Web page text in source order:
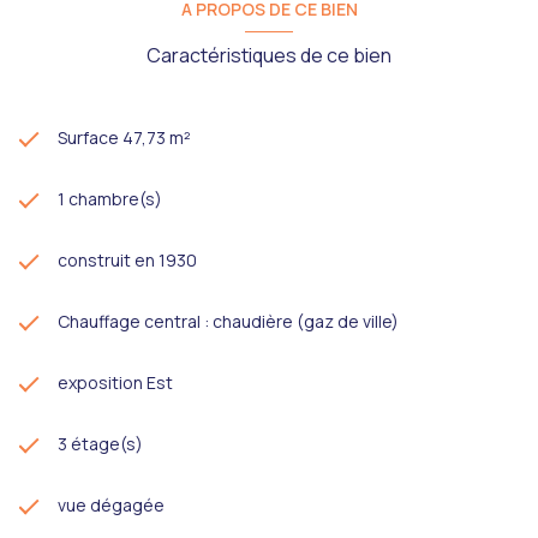
A PROPOS DE CE BIEN
Caractéristiques de ce bien
Surface 47,73 m²
1 chambre(s)
construit en 1930
Chauffage central : chaudière (gaz de ville)
exposition Est
3 étage(s)
vue dégagée